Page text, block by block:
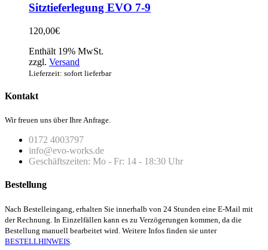
Sitztieferlegung EVO 7-9
120,00€
Enthält 19% MwSt.
zzgl. Versand
Lieferzeit: sofort lieferbar
Kontakt
Wir freuen uns über Ihre Anfrage.
0172 4003797
info@evo-works.de
Geschäftszeiten: Mo - Fr: 14 - 18:30 Uhr
Bestellung
Nach Bestelleingang, erhalten Sie innerhalb von 24 Stunden eine E-Mail mit
der Rechnung. In Einzelfällen kann es zu Verzögerungen kommen, da die
Bestellung manuell bearbeitet wird. Weitere Infos finden sie unter
BESTELLHINWEIS